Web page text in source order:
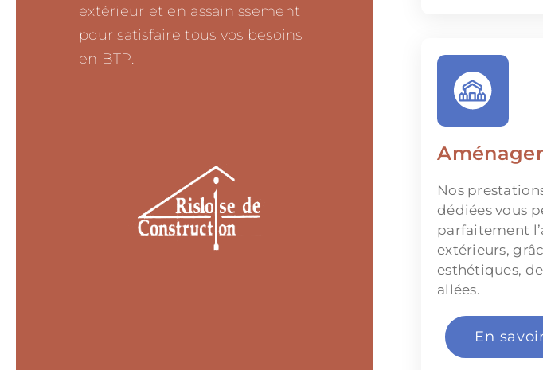
extérieur et en assainissement
pour satisfaire tous vos besoins
en BTP.
Nos
dédiées vous
parfaitement
extérieurs,
esthétiques,
allées.
En